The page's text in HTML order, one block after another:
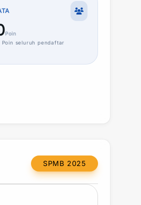
Poin
Poin seluruh pendaftar
SPMB 2025